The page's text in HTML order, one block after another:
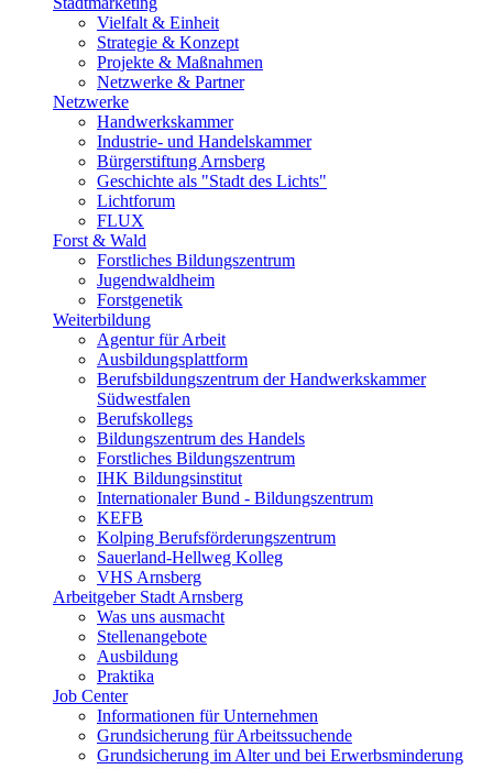
Vielfalt & Einheit
Strategie & Konzept
Projekte & Maßnahmen
Netzwerke & Partner
Netzwerke
Handwerkskammer
Industrie- und Handelskammer
Bürgerstiftung Arnsberg
Geschichte als "Stadt des Lichts"
Lichtforum
FLUX
Forst & Wald
Forstliches Bildungszentrum
Jugendwaldheim
Forstgenetik
Weiterbildung
Agentur für Arbeit
Ausbildungsplattform
Berufsbildungszentrum der Handwerkskammer
Südwestfalen
Berufskollegs
Bildungszentrum des Handels
Forstliches Bildungszentrum
IHK Bildungsinstitut
Internationaler Bund - Bildungszentrum
KEFB
Kolping Berufsförderungszentrum
Sauerland-Hellweg Kolleg
VHS Arnsberg
Arbeitgeber Stadt Arnsberg
Was uns ausmacht
Stellenangebote
Ausbildung
Praktika
Job Center
Informationen für Unternehmen
Grundsicherung für Arbeitssuchende
Grundsicherung im Alter und bei Erwerbsminderung